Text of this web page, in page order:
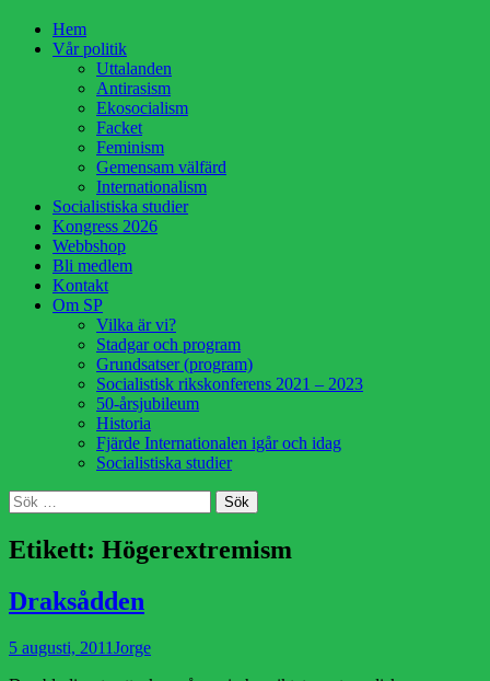
HoppaHem
Vår politik
Uttalanden
Antirasism
Ekosocialism
Facket
Feminism
Gemensam välfärd
Internationalism
Socialistiska studier
Kongress 2026
Webbshop
Bli medlem
Kontakt
Om SP
Vilka är vi?
Stadgar och program
Grundsatser (program)
Socialistisk rikskonferens 2021 – 2023
50-årsjubileum
Historia
Fjärde Internationalen igår och idag
Socialistiska studier
Sök
Sök
efter:
Etikett: Högerextremism
Draksådden
Publicerad
5 augusti, 2011 Författare
Jorge